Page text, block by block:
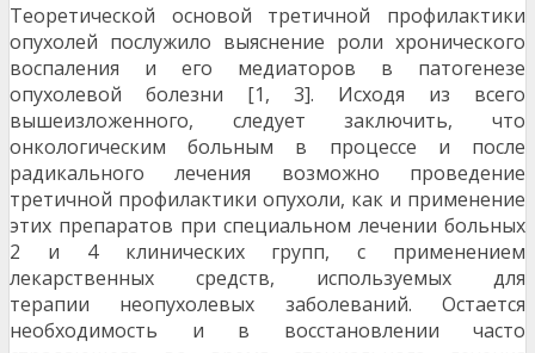
Теоретической основой третичной профилактики
опухолей послужило выяснение роли хронического
воспаления и его медиаторов в патогенезе
опухолевой болезни [1, 3]. Исходя из всего
вышеизложенного, следует заключить, что
онкологическим больным в процессе и после
радикального лечения возможно проведение
третичной профилактики опухоли, как и применение
этих препаратов при специальном лечении больных
2 и 4 клинических групп, с применением
лекарственных средств, используемых для
терапии неопухолевых заболеваний. Остается
необходимость и в восстановлении часто